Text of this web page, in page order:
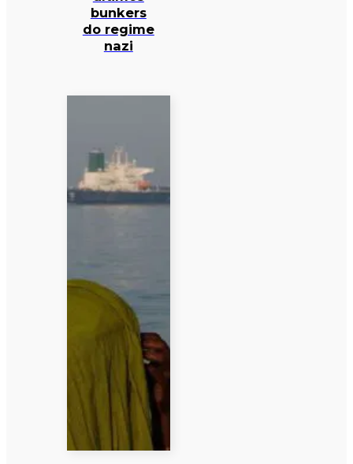
bunkers
do regime
nazi